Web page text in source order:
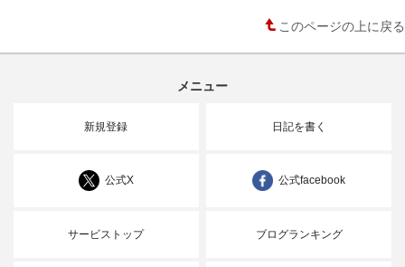
このページの上に戻る
メニュー
新規登録 日記を書く
公式X 公式facebook
サービストップ ブログランキング